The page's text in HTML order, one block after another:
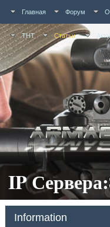
Главная Форум
ТНТ Статьи
IP
Information